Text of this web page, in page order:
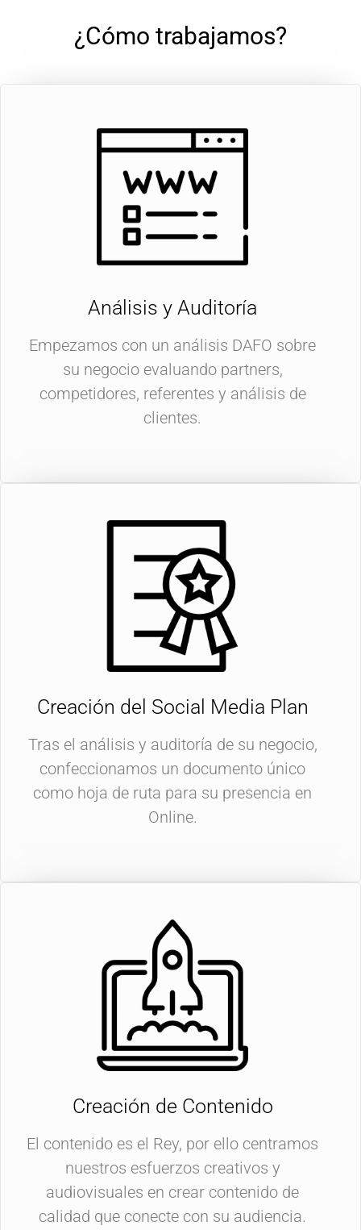
¿Cómo trabajamos?
Análisis y Auditoría
Empezamos con un análisis DAFO sobre
su negocio evaluando partners,
competidores, referentes y análisis de
clientes.
Creación del Social Media Plan
Tras el análisis y auditoría de su negocio,
confeccionamos un documento único
como hoja de ruta para su presencia en
Online.
Creación de Contenido
El contenido es el Rey, por ello centramos
nuestros esfuerzos creativos y
audiovisuales en crear contenido de
calidad que conecte con su audiencia.